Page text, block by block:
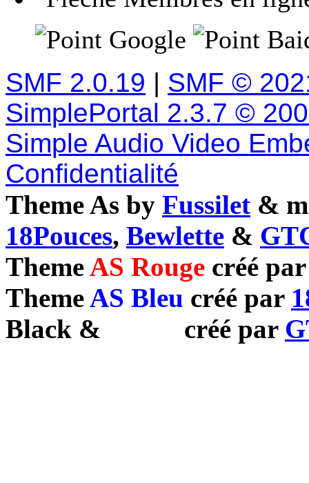
Google
SMF 2.0.19 | SMF ©
SimplePortal 2.3.7 ©
Simple Audio Video
Confidentialité
Theme As by Fussilet &
18Pouces, Bewlette &
ThemeAS Rouge créé
ThemeAS Bleu créé par
Black & créé par